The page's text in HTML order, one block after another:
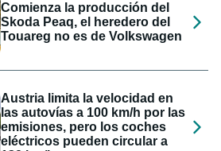
Comienza la producción del
Skoda Peaq, el heredero del
Touareg no es de Volkswagen
Austria limita la velocidad en
las autovías a 100 km/h por las
emisiones, pero los coches
eléctricos pueden circular a